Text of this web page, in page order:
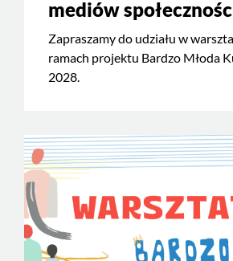
mediów
Zapraszamy do udziału w
ramach projektu Bardzo Młoda
2028.